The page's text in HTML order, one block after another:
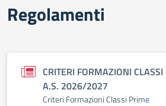
Regolamenti
CRITERI FORMAZIONI
A.S. 2026/2027
Criteri Formazioni Classi Prime